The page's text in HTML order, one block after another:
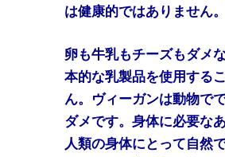
は健康的ではありません。
卵も牛乳もチーズもダメ
本的な乳製品を使用する
ん。ヴィーガンは動物で
ダメです。身体に必要な
人類の身体にとって自然